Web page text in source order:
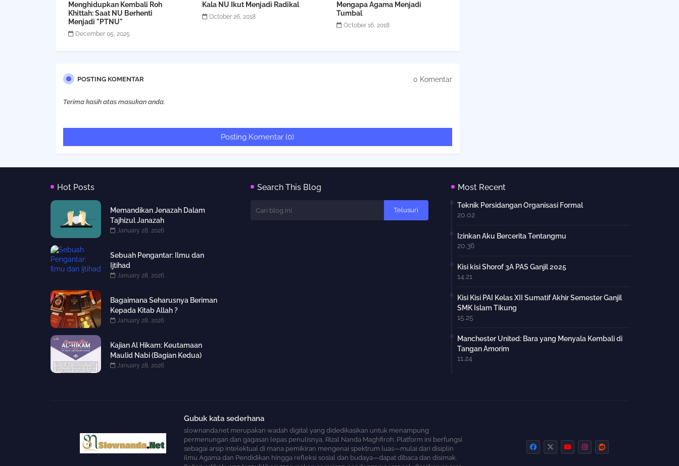
Menghidupkan Kembali Roh
Khittah: Saat NU Berhenti
Menjadi "PTNU"
December 05, 2025
Kala NU Ikut Menjadi Radikal
October 26, 2018
Mengapa Agama Menjadi
Tumbal
October 16, 2018
POSTING KOMENTAR 0 Komentar
Terima kasih atas masukan anda.
Posting Komentar (0)
Hot Posts
Memandikan Jenazah Dalam
Tajhizul Janazah
January 28, 2026
Sebuah Pengantar: Ilmu dan
Ijtihad
January 28, 2026
Bagaimana Seharusnya Beriman
Kepada Kitab Allah ?
January 28, 2026
Kajian Al Hikam: Keutamaan
Maulid Nabi (Bagian Kedua)
January 28, 2026
Search This Blog Most Recent
Teknik Persidangan Organisasi Formal
20.02
Izinkan Aku Bercerita Tentangmu
20.36
Kisi kisi Shorof 3A PAS Ganjil 2025
14.21
Kisi Kisi PAI Kelas XII Sumatif Akhir Semester Ganjil
SMK Islam Tikung
15.25
Manchester United: Bara yang Menyala Kembali di
Tangan Amorim
11.24
Gubuk kata sederhana
slownanda.net merupakan wadah digital yang didedikasikan untuk menampung
permenungan dan gagasan lepas penulisnya, Rizal Nanda Maghfiroh. Platform ini berfungsi
sebagai arsip intelektual di mana pemikiran mengenai spektrum luas—mulai dari disiplin
ilmu Agama dan Pendidikan hingga refleksi sosial dan budaya—dapat dibaca dan disimak.